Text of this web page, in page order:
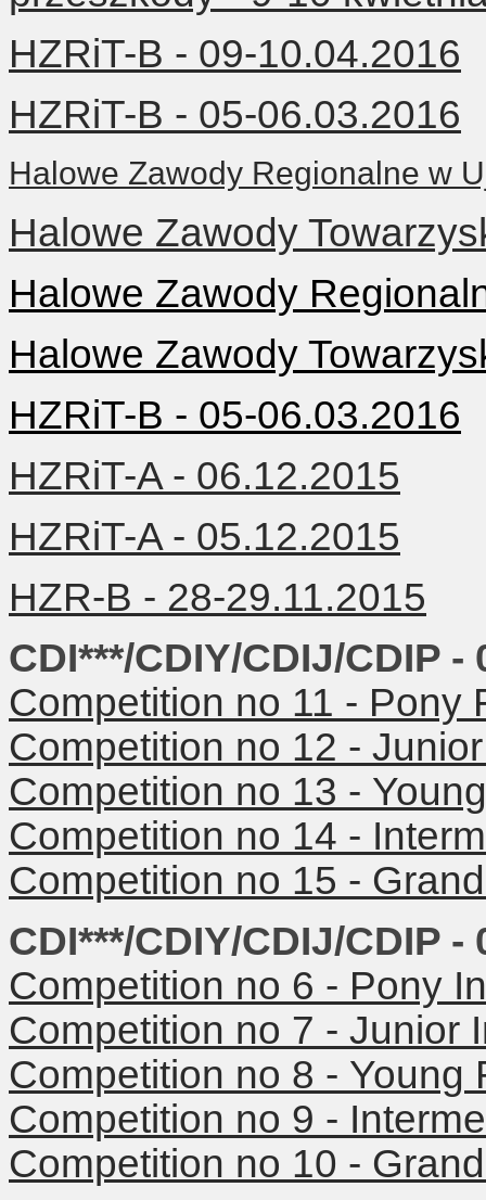
HZRiT-B - 09-10.04.2016
HZRiT-B - 05-06.03.2016
Halowe Zawody Regionalne w
Halowe Zawody
Halowe Zawody
Halowe Zawody
HZRiT-B - 05-06.03.2016
HZRiT-A - 06.12.2015
HZRiT-A - 05.12.2015
HZR-B - 28-29.11.2015
CDI***/CDIY/CDIJ/CDIP -
Competition no 11 - Pony
Competition no 12 -
Competition no 13 -
Competition no 14 -
Competition no 15 -
CDI***/CDIY/CDIJ/CDIP -
Competition no 6 - Pony
Competition no 7 - Junior
Competition no 8 - Young
Competition no 9 -
Competition no 10 -